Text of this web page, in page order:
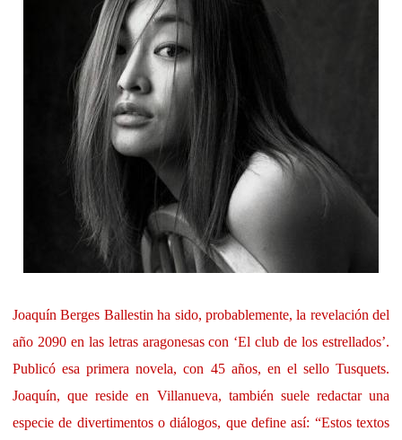
Joaquín Berges Ballestin ha sido, probablemente, la revelación del
año 2090 en las letras aragonesas con ‘El club de los estrellados’.
Publicó esa primera novela, con 45 años, en el sello Tusquets.
Joaquín, que reside en Villanueva, también suele redactar una
especie de divertimentos o diálogos, que define así: “Estos textos